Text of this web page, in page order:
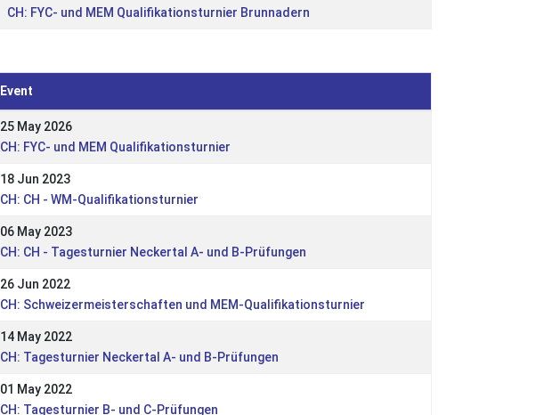
CH: FYC- und MEM Qualifikationsturnier Brunnadern
Event
25 May 2026
CH: FYC- und MEM Qualifikationsturnier
18 Jun 2023
CH: CH - WM-Qualifikationsturnier
06 May 2023
CH: CH - Tagesturnier Neckertal A- und B-Prüfungen
26 Jun 2022
CH: Schweizermeisterschaften und MEM-Qualifikationsturnier
14 May 2022
CH: Tagesturnier Neckertal A- und B-Prüfungen
01 May 2022
CH: Tagesturnier B- und C-Prüfungen